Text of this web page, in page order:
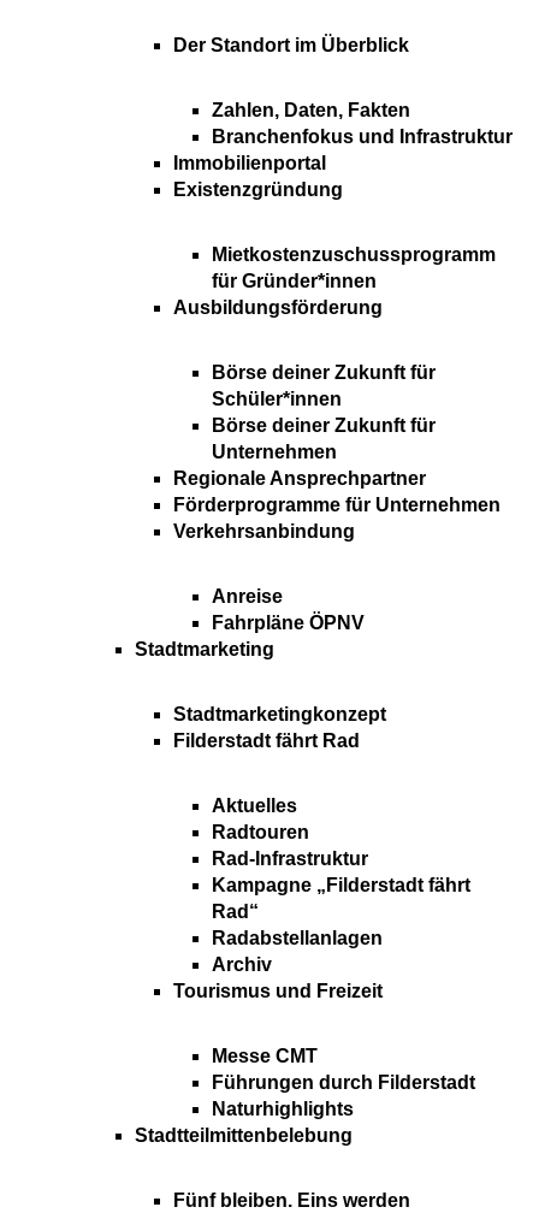
Der Standort im Überblick
Zahlen, Daten, Fakten
Branchenfokus und Infrastruktur
Immobilienportal
Existenzgründung
Mietkostenzuschussprogramm
für Gründer*innen
Ausbildungsförderung
Börse deiner Zukunft für
Schüler*innen
Börse deiner Zukunft für
Unternehmen
Regionale Ansprechpartner
Förderprogramme für Unternehmen
Verkehrsanbindung
Anreise
Fahrpläne ÖPNV
Stadtmarketing
Stadtmarketingkonzept
Filderstadt fährt Rad
Aktuelles
Radtouren
Rad-Infrastruktur
Kampagne „Filderstadt fährt
Rad“
Radabstellanlagen
Archiv
Tourismus und Freizeit
Messe CMT
Führungen durch Filderstadt
Naturhighlights
Stadtteilmittenbelebung
Fünf bleiben. Eins werden